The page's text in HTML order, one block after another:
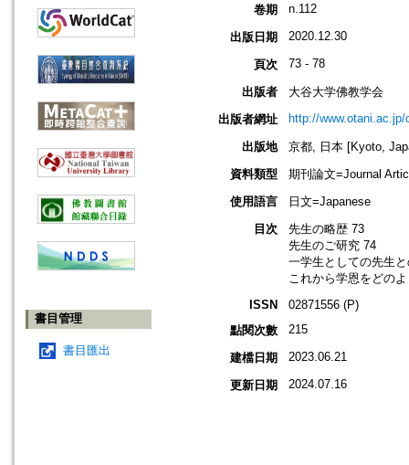
書目管理
書目匯出
卷期
n.112
出版日期 2020.12.30
頁次 73 - 78
出版者
大谷大学佛教学会
出版者網址
http://
出版地
京都, 日本 [Kyoto,
資料類型
期刊論文=Journal
使用語言
日文=Japanese
目次
先生の略歴 73
先生のご研究 74
一学生としての先生
これから学恩をどの
ISSN
02871556 (P)
點閱次數
215
建檔日期 2023.06.21
更新日期 2024.07.16